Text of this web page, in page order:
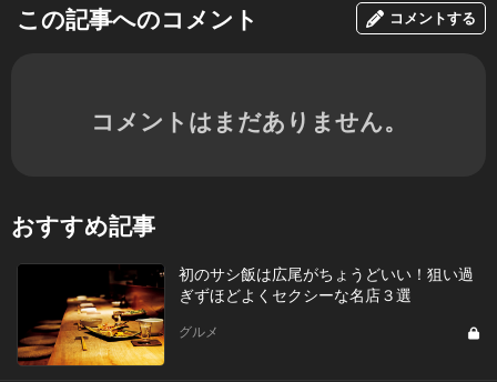
この記事へのコメント コメントする
コメントはまだありません。
おすすめ記事
初のサシ飯は広尾がちょうどいい！狙い過
ぎずほどよくセクシーな名店３選
グルメ